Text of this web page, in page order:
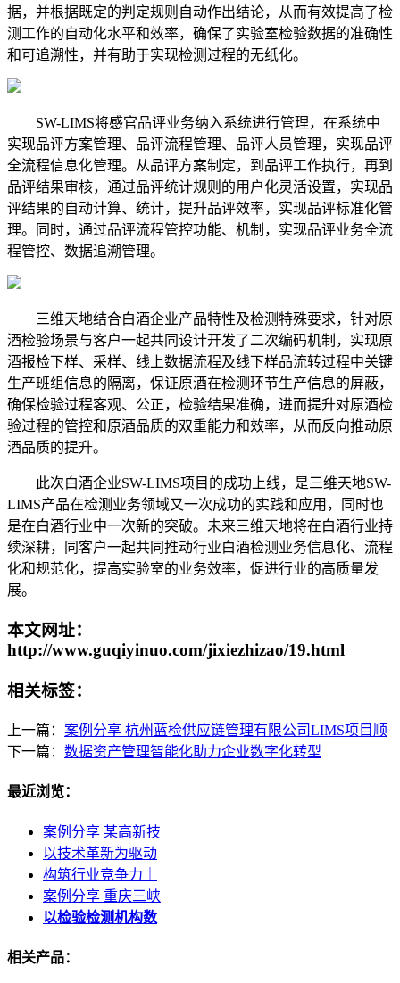
据，并根据既定的判定规则自动作出结论，从而有效提高了检
测工作的自动化水平和效率，确保了实验室检验数据的准确性
和可追溯性，并有助于实现检测过程的无纸化。
SW-LIMS将感官品评业务纳入系统进行管理，在系统中
实现品评方案管理、品评流程管理、品评人员管理，实现品评
全流程信息化管理。从品评方案制定，到品评工作执行，再到
品评结果审核，通过品评统计规则的用户化灵活设置，实现品
评结果的自动计算、统计，提升品评效率，实现品评标准化管
理。同时，通过品评流程管控功能、机制，实现品评业务全流
程管控、数据追溯管理。
三维天地结合白酒企业产品特性及检测特殊要求，针对原
酒检验场景与客户一起共同设计开发了二次编码机制，实现原
酒报检下样、采样、线上数据流程及线下样品流转过程中关键
生产班组信息的隔离，保证原酒在检测环节生产信息的屏蔽，
确保检验过程客观、公正，检验结果准确，进而提升对原酒检
验过程的管控和原酒品质的双重能力和效率，从而反向推动原
酒品质的提升。
此次白酒企业SW-LIMS项目的成功上线，是三维天地SW-
LIMS产品在检测业务领域又一次成功的实践和应用，同时也
是在白酒行业中一次新的突破。未来三维天地将在白酒行业持
续深耕，同客户一起共同推动行业白酒检测业务信息化、流程
化和规范化，提高实验室的业务效率，促进行业的高质量发
展。
本文网址：
http://www.guqiyinuo.com/jixiezhizao/19.html
相关标签：
上一篇： 案例分享 杭州蓝检供应链管理有限公司LIMS项目顺
下一篇： 数据资产管理智能化助力企业数字化转型
最近浏览：
案例分享 某高新技
以技术革新为驱动
构筑行业竞争力｜
案例分享 重庆三峡
以检验检测机构数
相关产品：